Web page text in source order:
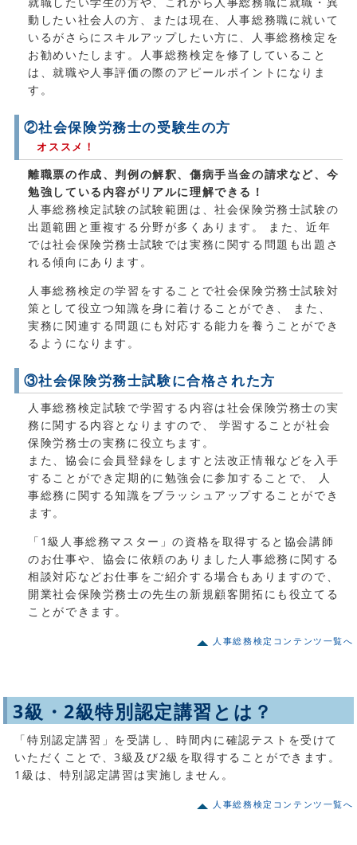
動したい社会人の方、または現在、人事総務職に就いて
いるがさらにスキルアップしたい方に、人事総務検定を
お勧めいたします。人事総務検定を修了していること
は、就職や人事評価の際のアピールポイントになりま
す。
②社会保険労務士の受験生の方
オススメ！
離職票の作成、判例の解釈、傷病手当金の請求など、今
勉強している内容がリアルに理解できる！
人事総務検定試験の試験範囲は、社会保険労務士試験の
出題範囲と重複する分野が多くあります。 また、近年
では社会保険労務士試験では実務に関する問題も出題さ
れる傾向にあります。
人事総務検定の学習をすることで社会保険労務士試験対
策として役立つ知識を身に着けることができ、 また、
実務に関連する問題にも対応する能力を養うことができ
るようになります。
③社会保険労務士試験に合格された方
人事総務検定試験で学習する内容は社会保険労務士の実
務に関する内容となりますので、 学習することが社会
保険労務士の実務に役立ちます。
また、協会に会員登録をしますと法改正情報などを入手
することができ定期的に勉強会に参加することで、 人
事総務に関する知識をブラッシュアップすることができ
ます。
「1級人事総務マスター」の資格を取得すると協会講師
のお仕事や、協会に依頼のありました人事総務に関する
相談対応などお仕事をご紹介する場合もありますので、
開業社会保険労務士の先生の新規顧客開拓にも役立てる
ことができます。
人事総務検定コンテンツ一覧へ
3級・2級特別認定講習とは？
「特別認定講習」を受講し、時間内に確認テストを受けて
いただくことで、3級及び2級を取得することができます。
1級は、特別認定講習は実施しません。
人事総務検定コンテンツ一覧へ